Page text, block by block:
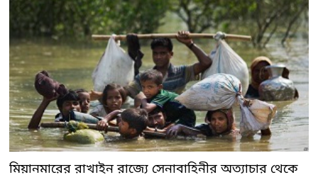
মিয়ানমারের রাখাইন রাজ্যে সেনাবাহিনীর অত্যাচার থেকে